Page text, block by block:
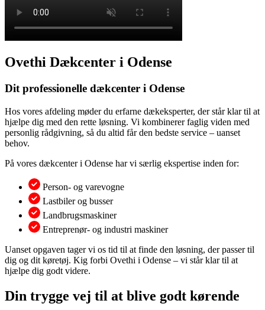
Ovethi Dækcenter i Odense
Dit professionelle dækcenter i Odense
Hos vores afdeling møder du erfarne dækeksperter, der står klar til at
hjælpe dig med den rette løsning. Vi kombinerer faglig viden med
personlig rådgivning, så du altid får den bedste service – uanset
behov.
På vores dækcenter i Odense har vi særlig ekspertise inden for:
Person- og varevogne
Lastbiler og busser
Landbrugsmaskiner
Entreprenør- og industri maskiner
Uanset opgaven tager vi os tid til at finde den løsning, der passer til
dig og dit køretøj. Kig forbi Ovethi i Odense – vi står klar til at
hjælpe dig godt videre.
Din trygge vej til at blive godt kørende